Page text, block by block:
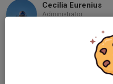
Cecilia Eurenius
Administratör